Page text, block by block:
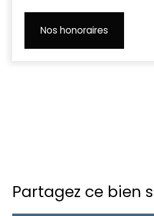
Nos honoraires
Partagez ce bien